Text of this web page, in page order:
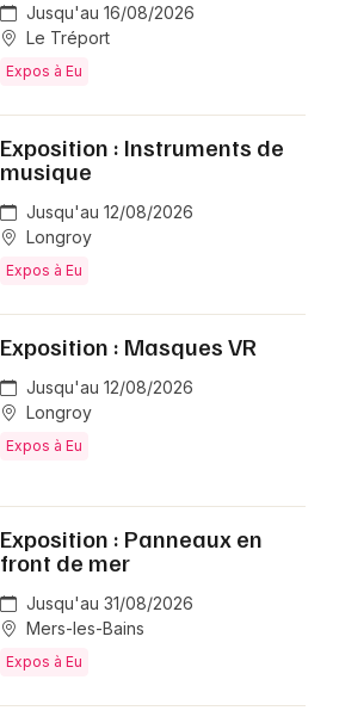
Jusqu'au 16/08/2026
Le Tréport
Expos à Eu
Exposition : Instruments de
musique
Jusqu'au 12/08/2026
Longroy
Expos à Eu
Exposition : Masques VR
Jusqu'au 12/08/2026
Longroy
Expos à Eu
Exposition : Panneaux en
front de mer
Jusqu'au 31/08/2026
Mers-les-Bains
Expos à Eu